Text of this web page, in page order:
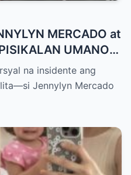
MERCADO at
UMANO
— Buong
SA VIDEO! Showbiz
sa Biglaang
na insidente ang
Jennylyn Mercado